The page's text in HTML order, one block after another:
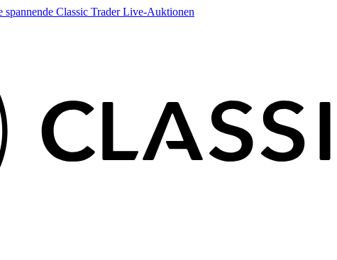
spannende Classic Trader Live-Auktionen